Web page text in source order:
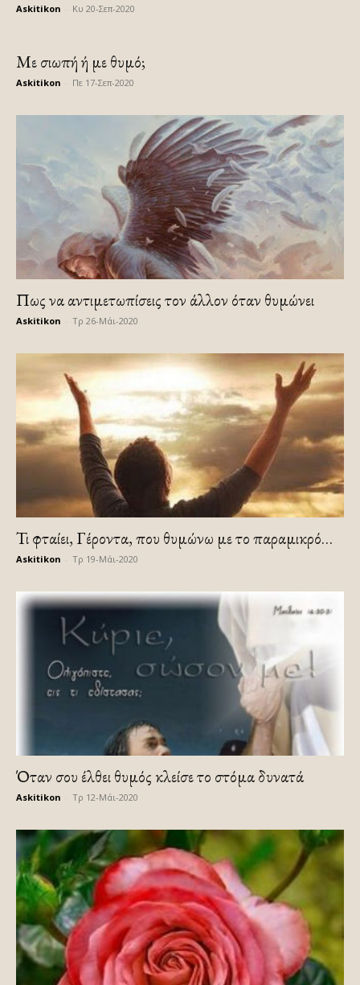
Askitikon Κυ 20-Σεπ-2020
Με σιωπή ή με θυμό;
Askitikon Πε 17-Σεπ-2020
Πως να αντιμετωπίσεις τον άλλον όταν θυμώνει
Askitikon Τρ 26-Μάι-2020
Τι φταίει, Γέροντα, που θυμώνω με το παραμικρό…
Askitikon Τρ 19-Μάι-2020
Όταν σου έλθει θυμός κλείσε το στόμα δυνατά
Askitikon Τρ 12-Μάι-2020